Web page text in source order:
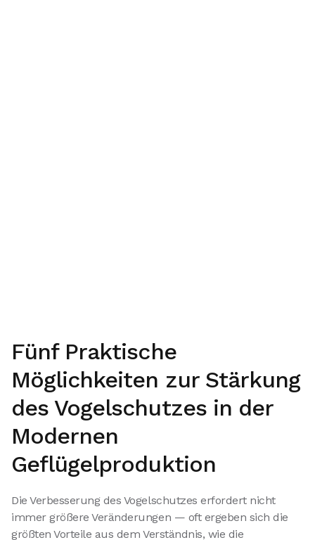
Fünf Praktische
Möglichkeiten zur Stärkung
des Vogelschutzes in der
Modernen
Geflügelproduktion
Die Verbesserung des Vogelschutzes erfordert nicht
immer größere Veränderungen — oft ergeben sich die
größten Vorteile aus dem Verständnis, wie die